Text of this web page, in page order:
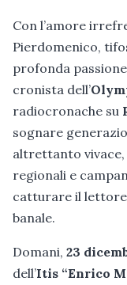
Con l’amore
Pierdomenico,
profonda
cronista dell’
radiocronache su
sognare
altrettanto
regionali e
catturare il lettore
banale.
Domani, 23
dell’Itis “Enrico